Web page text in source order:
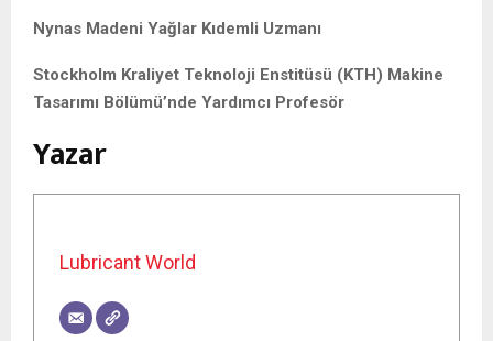
Nynas Madeni Yağlar Kıdemli Uzmanı
Stockholm Kraliyet Teknoloji Enstitüsü (KTH) Makine
Tasarımı Bölümü’nde Yardımcı Profesör
Yazar
Lubricant World